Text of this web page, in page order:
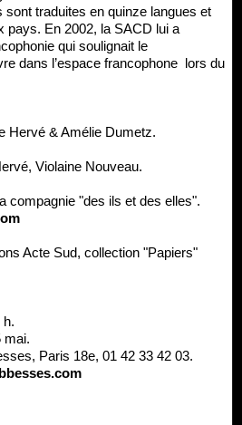
sont traduites en quinze langues et
pays. En 2002, la SACD lui a
qui soulignait le
dans l’espace francophone lors du
Hervé & Amélie Dumetz.
Violaine Nouveau.
compagnie "des ils et des elles".
Acte Sud, collection "Papiers"
h.
mai.
Paris 18e, 01 42 33 42 03.